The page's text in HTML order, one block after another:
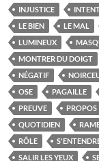
INJUSTICE
LE BIEN
LE MAL
LUMINEUX
MONTRER DU DOIGT
NÉGATIF
OSE
PAGAILLE
PREUVE
PROPOS
QUOTIDIEN
RÔLE
SALIR LES YEUX